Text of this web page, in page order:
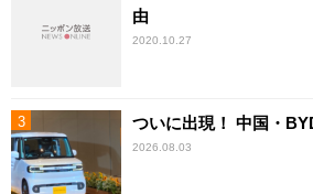
由
2020.10.27
ついに出現！ 中国・
2026.08.03